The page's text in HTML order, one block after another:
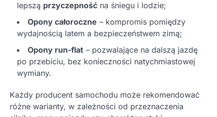
lepszą przyczepność na śniegu i lodzie;
Opony całoroczne – kompromis pomiędzy
wydajnością latem a bezpieczeństwem zimą;
Opony run-flat – pozwalające na dalszą jazdę
po przebiciu, bez konieczności natychmiastowej
wymiany.
Każdy producent samochodu może rekomendować
różne warianty, w zależności od przeznaczenia